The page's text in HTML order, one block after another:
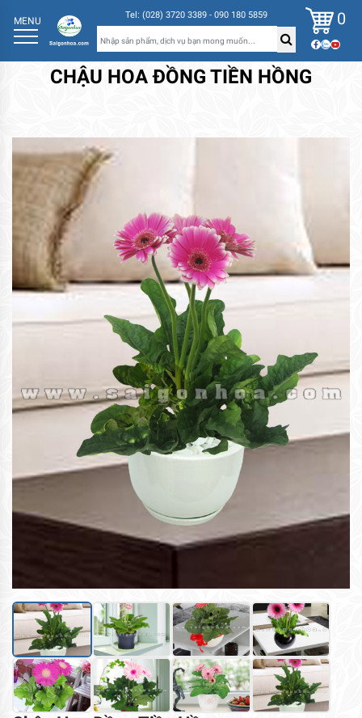
MENU Tel: (028) 3720 3389 - 090 180 5859 0
CHẬU HOA ĐỒNG TIỀN HỒNG